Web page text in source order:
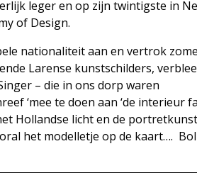
leger en op zijn twintigste in
of Design.
nationaliteit aan en vertrok
Larense kunstschilders,
– die in ons dorp waren
‘mee te doen aan ‘de interieur
Hollandse licht en de
het modelletje op de kaart….